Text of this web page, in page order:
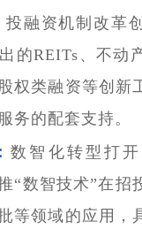
投融资机制改革
的REITs、不动
权类融资等创新
务的配套支持。
数智化转型打
“数智技术”在招
等领域的应用，